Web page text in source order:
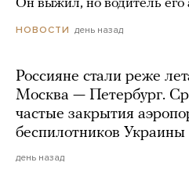
Он выжил, но водитель его
НОВОСТИ день назад
Россияне стали реже
Москва — Петербург.
частые закрытия
беспилотников Украины
день назад